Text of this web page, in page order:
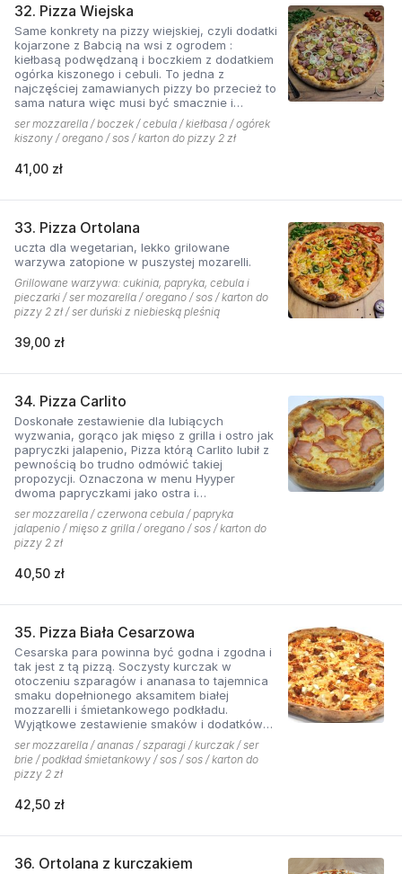
32. Pizza Wiejska
Same konkrety na pizzy wiejskiej, czyli dodatki
kojarzone z Babcią na wsi z ogrodem :
kiełbasą podwędzaną i boczkiem z dodatkiem
ogórka kiszonego i cebuli. To jedna z
najczęściej zamawianych pizzy bo przecież to
sama natura więc musi być smacznie i
naturalne . Najlepsza jest z sosem ostrym
pomidorowym!
ser mozzarella / boczek / cebula / kiełbasa / ogórek
kiszony / oregano / sos / karton do pizzy 2 zł
41,00 zł
33. Pizza Ortolana
uczta dla wegetarian, lekko grilowane
warzywa zatopione w puszystej mozarelli.
Grillowane warzywa: cukinia, papryka, cebula i
pieczarki / ser mozarella / oregano / sos / karton do
pizzy 2 zł / ser duński z niebieską pleśnią
39,00 zł
34. Pizza Carlito
Doskonałe zestawienie dla lubiących
wyzwania, gorąco jak mięso z grilla i ostro jak
papryczki jalapenio, Pizza którą Carlito lubił z
pewnością bo trudno odmówić takiej
propozycji. Oznaczona w menu Hyyper
dwoma papryczkami jako ostra i
niebezpieczna.
ser mozzarella / czerwona cebula / papryka
jalapenio / mięso z grilla / oregano / sos / karton do
pizzy 2 zł
40,50 zł
35. Pizza Biała Cesarzowa
Cesarska para powinna być godna i zgodna i
tak jest z tą pizzą. Soczysty kurczak w
otoczeniu szparagów i ananasa to tajemnica
smaku dopełnionego aksamitem białej
mozzarelli i śmietankowego podkładu.
Wyjątkowe zestawienie smaków i dodatków
które tworzą jedną z najchętniej zamawianych
pizzy z menu pizzerii Hyyper
ser mozzarella / ananas / szparagi / kurczak / ser
brie / podkład śmietankowy / sos / sos / karton do
pizzy 2 zł
42,50 zł
36. Ortolana z kurczakiem